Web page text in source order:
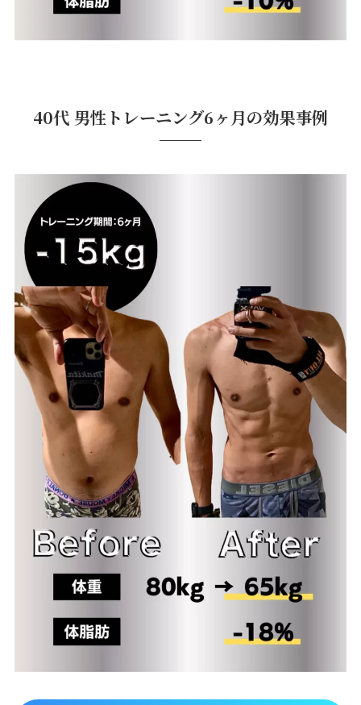
40代 男性トレーニング6ヶ月の効果事例